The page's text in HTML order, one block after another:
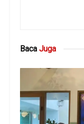
Baca Juga